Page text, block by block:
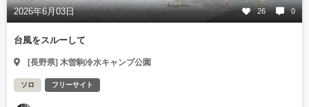
2026年6月03日 26 0
台風をスルーして
[長野県] 木曽駒冷水キャンプ公園
ソロ フリーサイト